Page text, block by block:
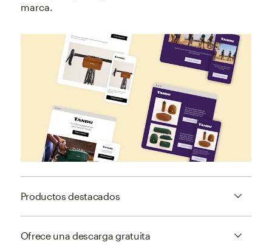
marca.
Productos destacados
Ofrece una descarga gratuita